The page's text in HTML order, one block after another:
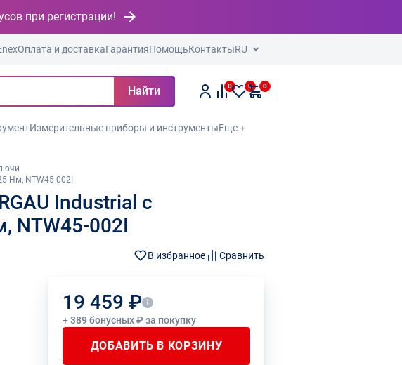
при регистрации!
Оплата и доставкаГарантияПомощьКонтактыRU
Найти 0 0 0
Измерительные приборы и инструментыЕще +
Нм, NTW45-002I
Industrial с
NTW45-002I
В избранное Сравнить
19 459 ₽
+ 389 бонусных ₽ за покупку
ДОБАВИТЬ В КОРЗИНУ